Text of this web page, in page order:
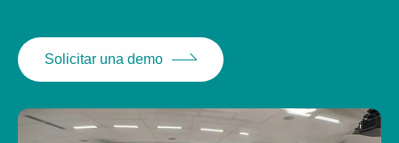
Solicitar una demo